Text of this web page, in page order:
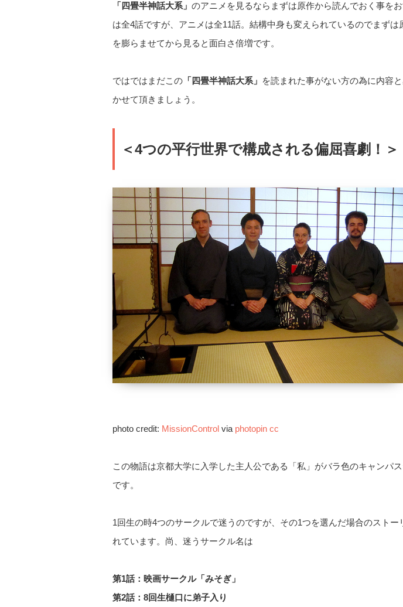
「四畳半神話大系」 のアニメを見るならまずは原作から読んでおく事を
は全4話ですが、アニメは全11話。結構中身も変えられているのでまずは
を膨らませてから見ると面白さ倍増です。
ではではまだこの 「四畳半神話大系」 を読まれた事がない方の為に内容
かせて頂きましょう。
＜4つの平行世界で構成される偏屈喜劇！＞
photo credit: MissionControl via photopin cc
この物語は京都大学に入学した主人公である「私」がバラ色のキャンパ
です。
1回生の時4つのサークルで迷うのですが、その1つを選んだ場合のストー
れています。尚、迷うサークル名は
第1話：映画サークル「みそぎ」
第2話：8回生樋口に弟子入り